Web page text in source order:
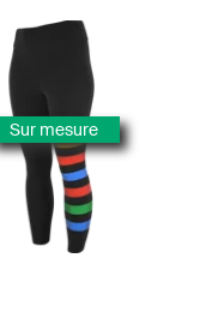
Sur mesure